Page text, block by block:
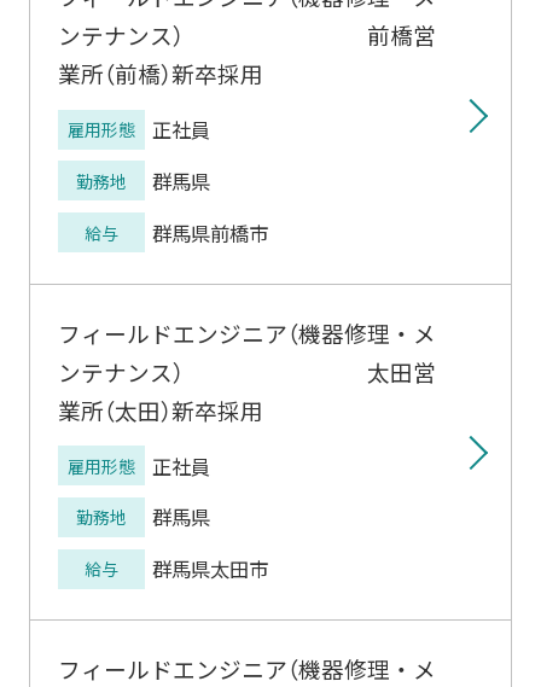
ンテナンス） 前橋営
業所（前橋）新卒採用
雇用形態 正社員
勤務地 群馬県
給与 群馬県前橋市
フィールドエンジニア（機器修理・メ
ンテナンス） 太田営
業所（太田）新卒採用
雇用形態 正社員
勤務地 群馬県
給与 群馬県太田市
フィールドエンジニア（機器修理・メ